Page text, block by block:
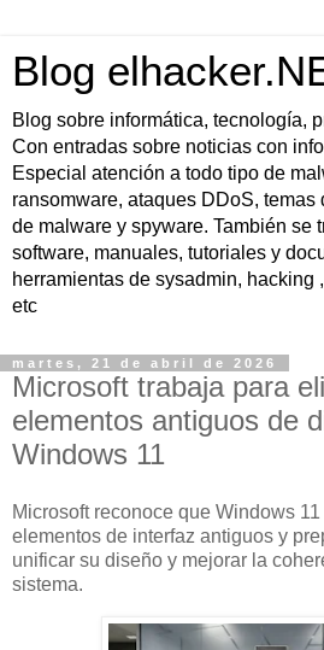
Blog
Blog sobre informática, tecnología,
Con entradas sobre noticias con
Especial atención a todo tipo de
ransomware, ataques DDoS,
de malware y spyware. También se
software, manuales, tutoriales y
herramientas de sysadmin, hacking
etc
martes, 21 de abril de 2026
Microsoft trabaja para
elementos antiguos de
Windows 11
Microsoft reconoce que Windows
elementos de interfaz antiguos y
unificar su diseño y mejorar la
sistema.